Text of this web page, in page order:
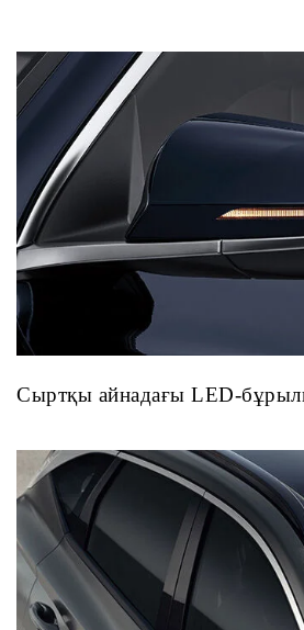
Сыртқы айнадағы LED-